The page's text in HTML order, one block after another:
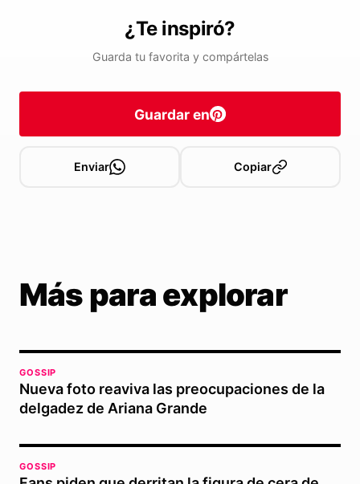
¿Te inspiró?
Guarda tu favorita y compártelas
Guardar en
Enviar Copiar
Más para explorar
GOSSIP
Nueva foto reaviva las preocupaciones de la
delgadez de Ariana Grande
GOSSIP